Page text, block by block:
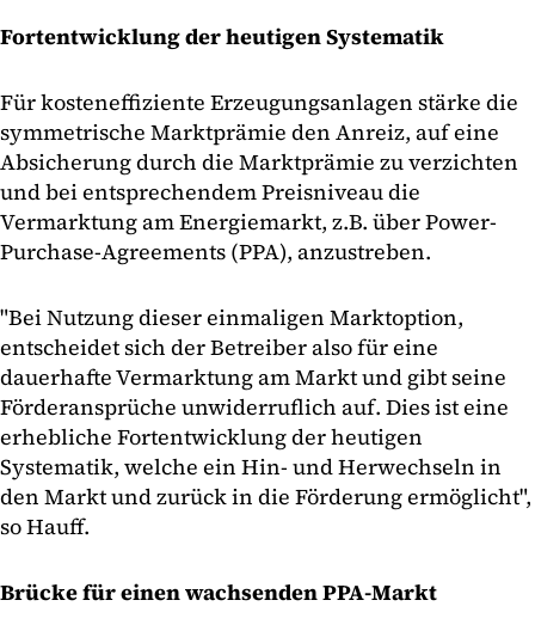
Fortentwicklung der heutigen Systematik
Für kosteneffiziente Erzeugungsanlagen stärke die
symmetrische Marktprämie den Anreiz, auf eine
Absicherung durch die Marktprämie zu verzichten
und bei entsprechendem Preisniveau die
Vermarktung am Energiemarkt, z.B. über Power-
Purchase-Agreements (PPA), anzustreben.
"Bei Nutzung dieser einmaligen Marktoption,
entscheidet sich der Betreiber also für eine
dauerhafte Vermarktung am Markt und gibt seine
Förderansprüche unwiderruflich auf. Dies ist eine
erhebliche Fortentwicklung der heutigen
Systematik, welche ein Hin- und Herwechseln in
den Markt und zurück in die Förderung ermöglicht",
so Hauff.
Brücke für einen wachsenden PPA-Markt